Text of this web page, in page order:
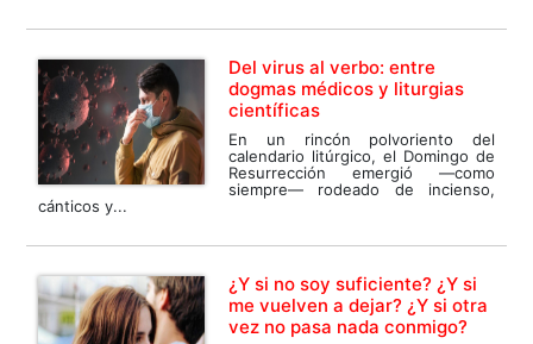
Del virus al verbo: entre
dogmas médicos y liturgias
científicas
En un rincón polvoriento del
calendario litúrgico, el Domingo de
Resurrección emergió —como
siempre— rodeado de incienso,
cánticos y...
¿Y si no soy suficiente? ¿Y si
me vuelven a dejar? ¿Y si otra
vez no pasa nada conmigo?